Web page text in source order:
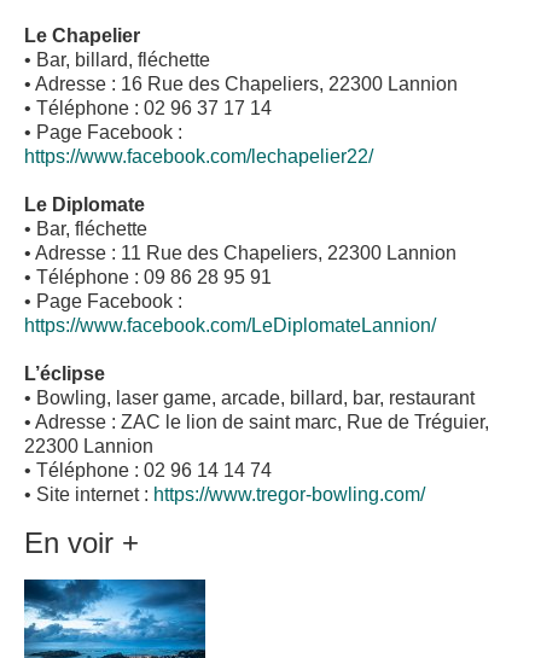
Le Chapelier
• Bar, billard, fléchette
• Adresse : 16 Rue des Chapeliers, 22300 Lannion
• Téléphone : 02 96 37 17 14
• Page Facebook :
https://www.facebook.com/lechapelier22/
Le Diplomate
• Bar, fléchette
• Adresse : 11 Rue des Chapeliers, 22300 Lannion
• Téléphone : 09 86 28 95 91
• Page Facebook :
https://www.facebook.com/LeDiplomateLannion/
L’éclipse
• Bowling, laser game, arcade, billard, bar, restaurant
• Adresse : ZAC le lion de saint marc, Rue de Tréguier,
22300 Lannion
• Téléphone : 02 96 14 14 74
• Site internet : https://www.tregor-bowling.com/
En voir +